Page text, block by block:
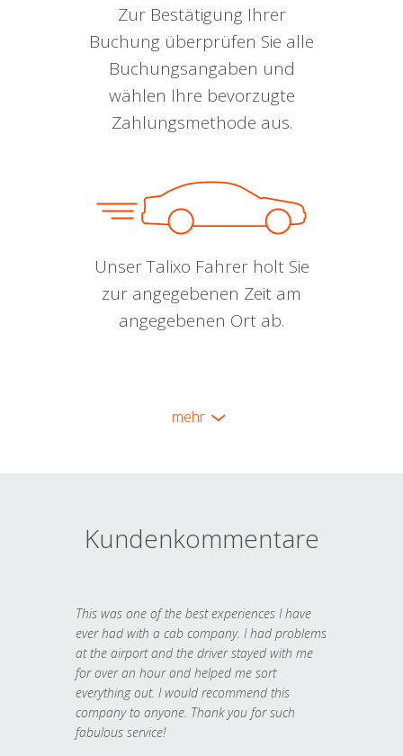
Zur Bestätigung Ihrer
Buchung überprüfen Sie alle
Buchungsangaben und
wählen Ihre bevorzugte
Zahlungsmethode aus.
Unser Talixo Fahrer holt Sie
zur angegebenen Zeit am
angegebenen Ort ab.
mehr
Kundenkommentare
This was one of the best experiences I have
ever had with a cab company. I had problems
at the airport and the driver stayed with me
for over an hour and helped me sort
everything out. I would recommend this
company to anyone. Thank you for such
fabulous service!